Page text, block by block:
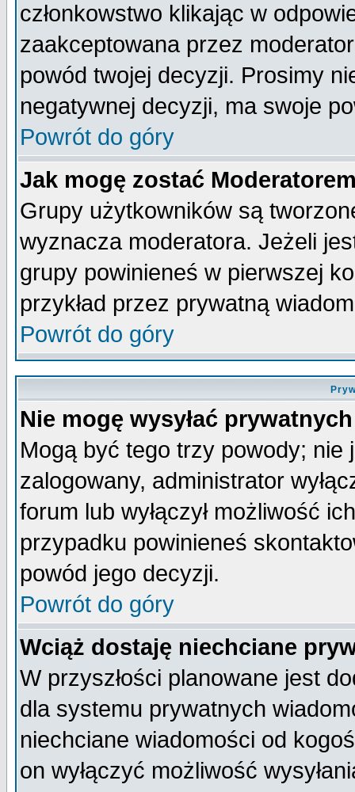
członkowstwo klikając w
zaakceptowana przez
powód twojej decyzji. Prosimy
negatywnej decyzji, ma swoje
Powrót do góry
Jak mogę zostać
Grupy użytkowników są
wyznacza moderatora. Jeżeli
grupy powinieneś w pierwszej
przykład przez prywatną
Powrót do góry
Nie mogę wysyłać
Mogą być tego trzy powody;
zalogowany, administrator
forum lub wyłączył możliwość
przypadku powinieneś
powód jego decyzji.
Powrót do góry
Wciąż dostaję niechciane
W przyszłości planowane jest
dla systemu prywatnych
niechciane wiadomości od
on wyłączyć możliwość